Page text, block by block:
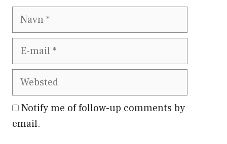
Notify me of follow-up comments by
email.